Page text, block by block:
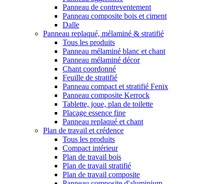
Panneau de contreventement
Panneau composite bois et ciment
Dalle
Panneau replaqué, mélaminé & stratifié
Tous les produits
Panneau mélaminé blanc et chant
Panneau mélaminé décor
Chant coordonné
Feuille de stratifié
Panneau compact et stratifié Fenix
Panneau composite Kerrock
Tablette, joue, plan de toilette
Placage essence fine
Panneau replaqué et chant
Plan de travail et crédence
Tous les produits
Compact intérieur
Plan de travail bois
Plan de travail stratifié
Plan de travail composite